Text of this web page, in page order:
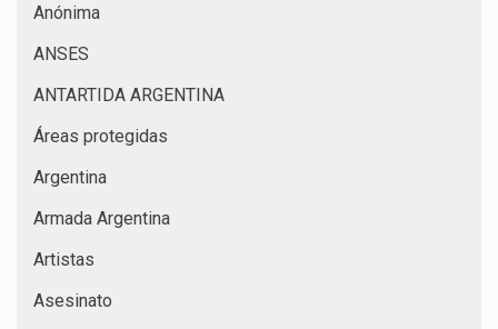
Anónima
ANSES
ANTARTIDA ARGENTINA
Áreas protegidas
Argentina
Armada Argentina
Artistas
Asesinato